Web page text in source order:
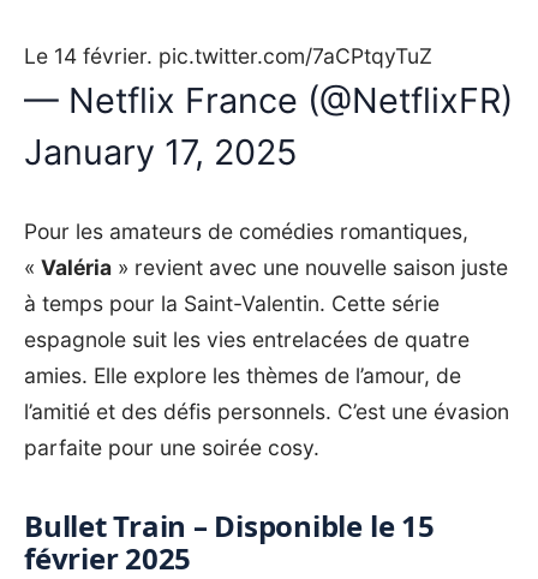
Le 14 février. pic.twitter.com/7aCPtqyTuZ
— Netflix France (@NetflixFR)
January 17, 2025
Pour les amateurs de comédies romantiques,
« Valéria » revient avec une nouvelle saison juste
à temps pour la Saint-Valentin. Cette série
espagnole suit les vies entrelacées de quatre
amies. Elle explore les thèmes de l’amour, de
l’amitié et des défis personnels. C’est une évasion
parfaite pour une soirée cosy.
Bullet Train – Disponible le 15
février 2025